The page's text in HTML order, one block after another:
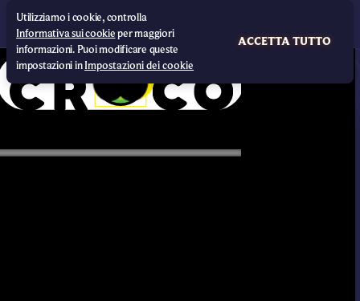
Utilizziamo i cookie, controlla
Informativa sui cookieper maggiori
informazioni. Puoi modificare queste
impostazioni inImpostazioni dei cookie
ACCETTA TUTTO